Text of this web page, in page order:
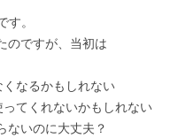
。
のですが、当初は
なるかもしれない
てくれないかもしれない
ないのに大丈夫？